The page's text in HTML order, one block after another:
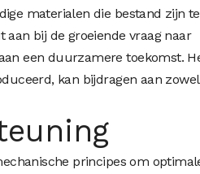
materialen die bestand zijn
aan bij de groeiende vraag naar
een duurzamere toekomst.
kan bijdragen aan
principes om